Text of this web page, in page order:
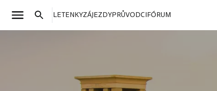
LETENKYZÁJEZDYPRŮVODCIFÓRUM